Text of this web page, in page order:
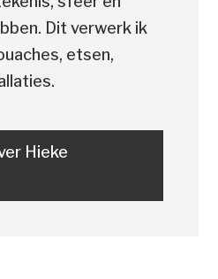
Dit verwerk ik
etsen,
Hieke